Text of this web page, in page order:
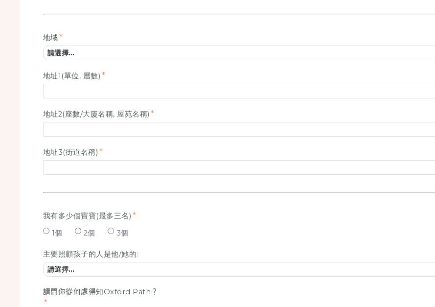
地域
地址1(單位, 層數)
地址2(座數/大廈名稱, 屋苑名稱)
地址3(街道名稱)
我有多少個寶寶(最多三名)
1個
2個 3個
主要照顧孩子的人是他/她的:
請問你從何處得知Oxford Path？